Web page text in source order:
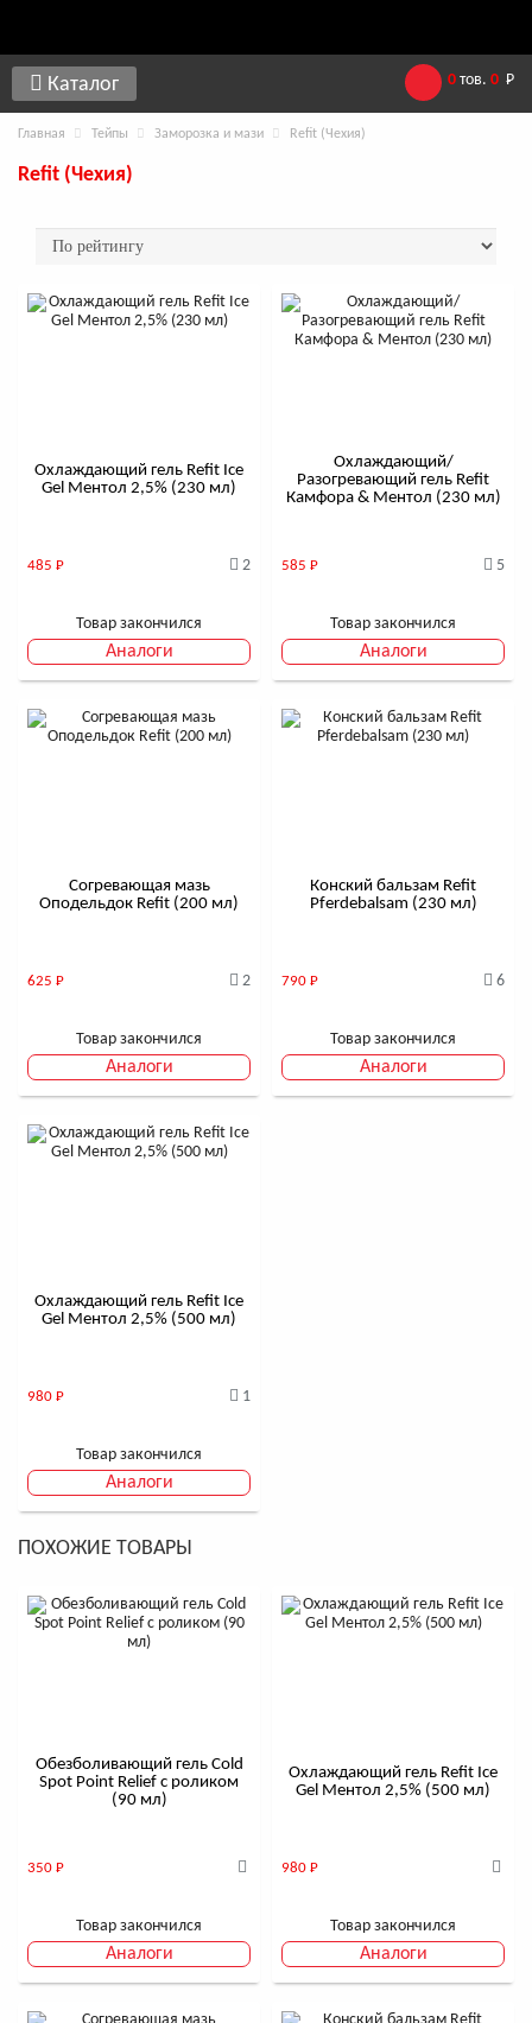
Каталог 0 тов. 0 Р
Главная Тейпы Заморозка и мази Refit (Чехия)
Refit (Чехия)
Охлаждающий гель Refit Ice
Gel Ментол 2,5% (230 мл)
485 Р 2
Товар закончился
Аналоги
Охлаждающий/
Разогревающий гель Refit
Камфора & Ментол (230 мл)
585 Р 5
Товар закончился
Аналоги
Согревающая мазь
Оподельдок Refit (200 мл)
625 Р 2
Товар закончился
Аналоги
Конский бальзам Refit
Pferdebalsam (230 мл)
790 Р 6
Товар закончился
Аналоги
Охлаждающий гель Refit Ice
Gel Ментол 2,5% (500 мл)
980 Р 1
Товар закончился
Аналоги
ПОХОЖИЕ ТОВАРЫ
Обезболивающий гель Cold
Spot Point Relief с роликом
(90 мл)
350 Р
Товар закончился
Аналоги
Охлаждающий гель Refit Ice
Gel Ментол 2,5% (500 мл)
980 Р
Товар закончился
Аналоги